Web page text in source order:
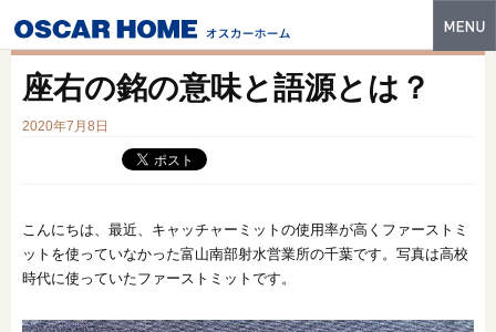
性能・技術
商品ラインナップ
座右の銘の意味と語源とは？
2020年7月8日
こんにちは、最近、キャッチャーミットの使用率が高くファーストミ
ットを使っていなかった富山南部射水営業所の千葉です。写真は高校
時代に使っていたファーストミットです。